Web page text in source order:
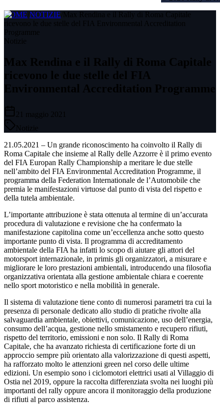
HOME NOTIZIE Max Rendina e il Rally di Roma Capitale
ricevono le due stelle del FIA Environmental Accreditation
Programme
Notizie
Max Rendina e il Rally di Roma Capitale
ricevono le due stelle del FIA
Environmental Accreditation Programme
21 maggio 2021
Notizie
21.05.2021 – Un grande riconoscimento ha coinvolto il Rally di
Roma Capitale che insieme al Rally delle Azzorre è il primo evento
del FIA Europan Rally Championship a meritare le due stelle
nell’ambito del FIA Environmental Accreditation Programme, il
programma della Federation Internationale de l’Automobile che
premia le manifestazioni virtuose dal punto di vista del rispetto e
della tutela ambientale.
L’importante attribuzione è stata ottenuta al termine di un’accurata
procedura di valutazione e revisione che ha confermato la
manifestazione capitolina come un’eccellenza anche sotto questo
importante punto di vista. Il programma di accreditamento
ambientale della FIA ha infatti lo scopo di aiutare gli attori del
motorsport internazionale, in primis gli organizzatori, a misurare e
migliorare le loro prestazioni ambientali, introducendo una filosofia
organizzativa orientata alla gestione ambientale chiara e coerente
nello sport motoristico e nella mobilità in generale.
Il sistema di valutazione tiene conto di numerosi parametri tra cui la
presenza di personale dedicato allo studio di pratiche rivolte alla
salvaguardia ambientale, obiettivi, comunicazione, uso dell’energia,
consumo dell’acqua, gestione nello smistamento e recupero rifiuti,
rispetto del territorio, emissioni e non solo. Il Rally di Roma
Capitale, che ha avanzato richiesta di certificazione forte di un
approccio sempre più orientato alla valorizzazione di questi aspetti,
ha rafforzato molto le attenzioni green nel corso delle ultime
edizioni. Un esempio sono i ciclomotori elettrici usati al Villaggio di
Ostia nel 2019, oppure la raccolta differenziata svolta nei luoghi più
importanti del rally oppure ancora il monitoraggio della produzione
di rifiuti al parco assistenza.